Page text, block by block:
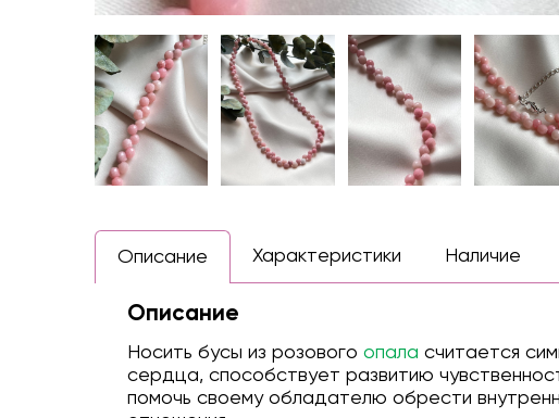
Описание Характеристики Наличие
Описание
Носить бусы из розового опала считается
сердца, способствует развитию
помочь своему обладателю обрести